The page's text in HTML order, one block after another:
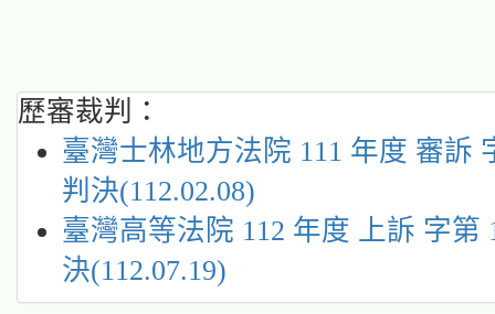
歷審裁判：
臺灣士林地方法院 111 年度 審訴
判決(112.02.08)
臺灣高等法院 112 年度 上訴 字第
決(112.07.19)